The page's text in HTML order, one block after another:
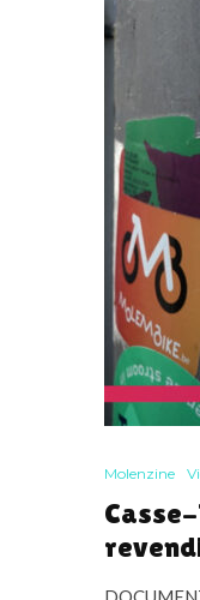
Molenzine